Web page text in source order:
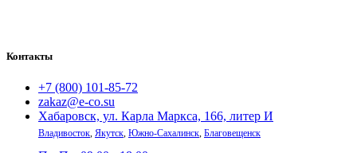
Контакты
+7 (800) 101-85-72
zakaz@e-co.su
Хабаровск, ул. Карла Маркса, 166, литер И
Владивосток, Якутск, Южно-Сахалинск, Благовещенск